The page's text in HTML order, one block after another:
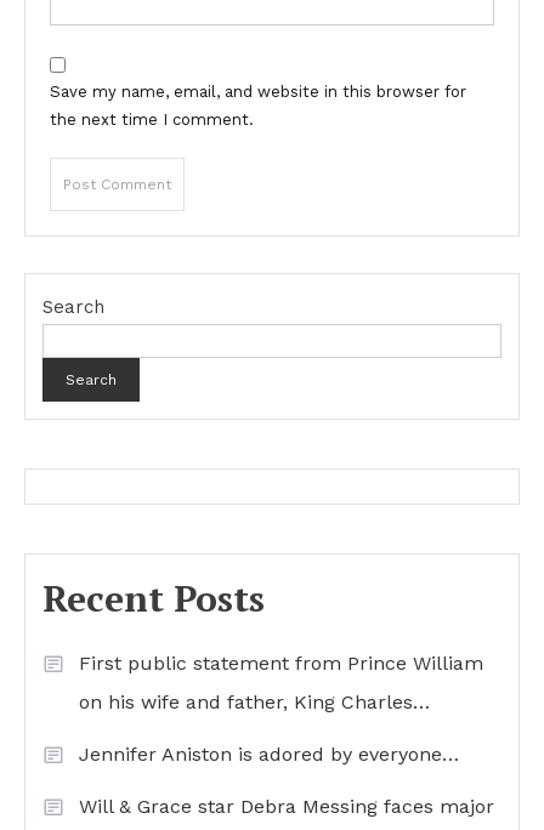
Save my name, email, and website in this browser for
the next time I comment.
Search
Search
Recent Posts
First public statement from Prince William
on his wife and father, King Charles…
Jennifer Aniston is adored by everyone…
Will & Grace star Debra Messing faces major